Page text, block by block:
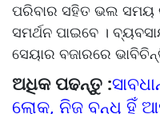
ପରିବାର ସହିତ ଭଲ ସମୟ
ସମର୍ଥନ ପାଇବେ ।
ସେୟାର ବଜାରରେ
ଅଧିକ ପଢନ୍ତୁ :
ଲୋକ, ନିଜ ବନ୍ଧୁ ହିଁ